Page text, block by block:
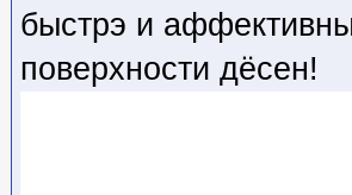
быстрэ и
поверхности дёсен!